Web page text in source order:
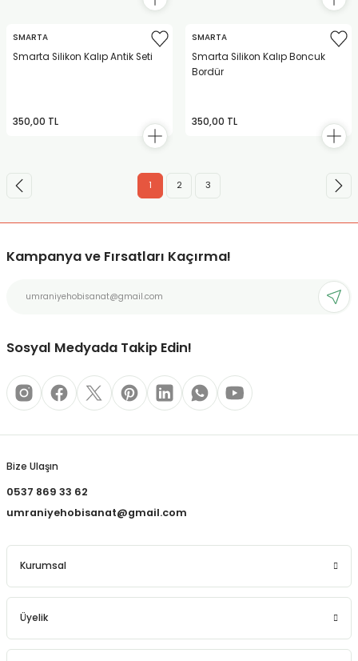
SMARTA
Smarta Silikon Kalıp Antik Seti
350,00 TL
SMARTA
Smarta Silikon Kalıp Boncuk
Bordür
350,00 TL
1 2 3
Kampanya ve Fırsatları Kaçırma!
Sosyal Medyada Takip Edin!
Bize Ulaşın
0537 869 33 62
umraniyehobisanat@gmail.com
Kurumsal
Üyelik